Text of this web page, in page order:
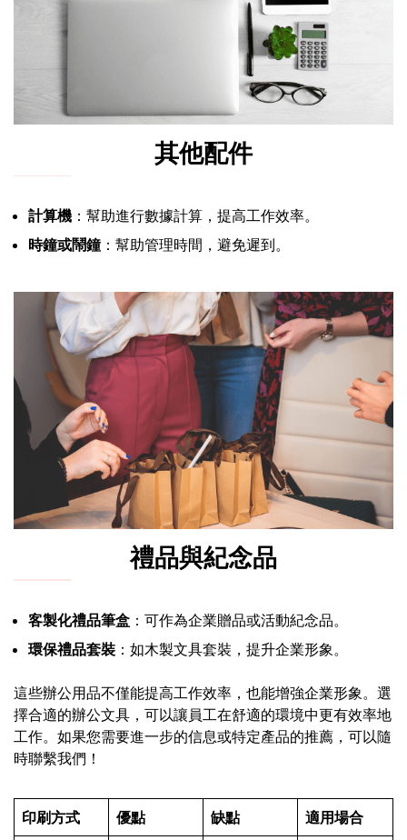
其他配件
計算機 ：幫助進行數據計算，提高工作效率。
時鐘或鬧鐘：幫助管理時間，避免遲到。
禮品與紀念品
客製化禮品筆盒 ：可作為企業贈品或活動紀念品。
環保禮品套裝 ：如木製文具套裝，提升企業形象。
這些辦公用品不僅能提高工作效率，也能增強企業形象。選
擇合適的辦公文具，可以讓員工在舒適的環境中更有效率地
工作。如果您需要進一步的信息或特定產品的推薦，可以隨
時聯繫我們！
印刷方式 優點 缺點 適用場合